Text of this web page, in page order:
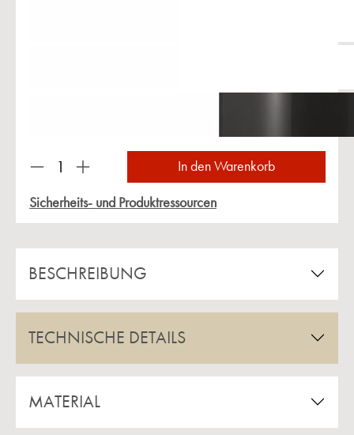
Produkt Anzahl: Gib den gewünschten Wert
In den Warenkorb
Sicherheits- und Produktressourcen
BESCHREIBUNG
TECHNISCHE DETAILS
MATERIAL